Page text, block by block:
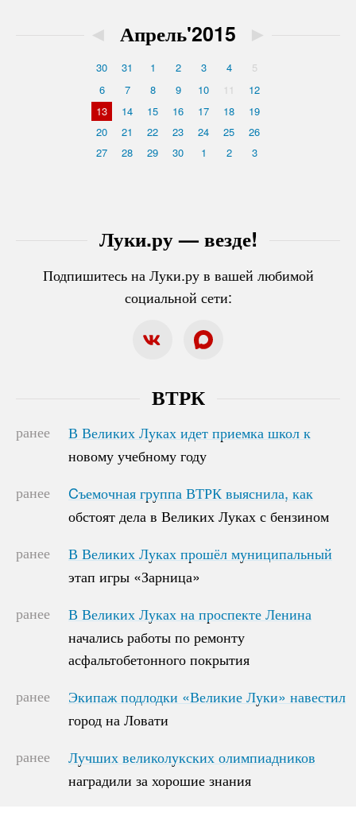
Луки.ру — везде!
Подпишитесь на Луки.ру в вашей любимой
социальной сети:
◄ Апрель'2015 ►
30 31 1 2 3 4
5
6
7 8 9 10 11
12
13
14 15 16 17 18
19
20
21 22 23 24 25
26
27
28 29 30 1 2 3
ВТРК
ранее
В Великих Луках идет приемка школ к
новому учебному году
В Великих Луках идет приемка школ к
новому учебному году
ранее
Cъемочная группа ВТРК выяснила, как
обстоят дела в Великих Луках с бензином
Cъемочная группа ВТРК выяснила, как
обстоят дела в Великих Луках с бензином
ранее
В Великих Луках прошёл муниципальный
этап игры «Зарница»
В Великих Луках прошёл муниципальный
этап игры «Зарница»
ранее
В Великих Луках на проспекте Ленина
начались работы по ремонту
асфальтобетонного покрытия
В Великих Луках на проспекте Ленина
начались работы по ремонту
асфальтобетонного покрытия
ранее
Экипаж подлодки «Великие Луки» навестил
город на Ловати
Экипаж подлодки «Великие Луки» навестил
город на Ловати
ранее
Лучших великолукских олимпиадников
наградили за хорошие знания
Лучших великолукских олимпиадников
наградили за хорошие знания